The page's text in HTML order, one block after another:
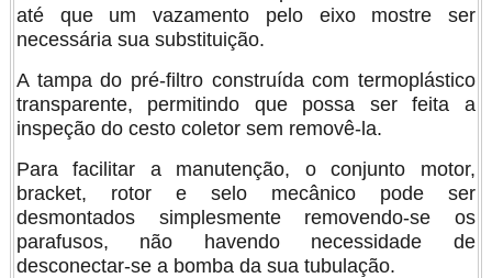
até que um vazamento pelo eixo mostre ser
necessária sua substituição.
A tampa do pré-filtro construída com termoplástico
transparente, permitindo que possa ser feita a
inspeção do cesto coletor sem removê-la.
Para facilitar a manutenção, o conjunto motor,
bracket, rotor e selo mecânico pode ser
desmontados simplesmente removendo-se os
parafusos, não havendo necessidade de
desconectar-se a bomba da sua tubulação.